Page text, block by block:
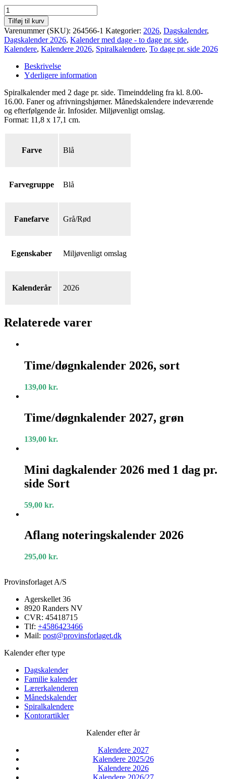
Dagkalender
2
dage
pr.
side
2026,
antal
Tilføj til kurv
Varenummer (SKU): 264566-1 Kategorier: 2026, Dagskalender,
Dagskalender 2026, Kalender med dage - to dage pr. side,
Kalendere, Kalendere 2026, Spiralkalendere, To dage pr. side 2026
Beskrivelse
Yderligere information
Spiralkalender med 2 dage pr. side. Timeinddeling fra kl. 8.00-
16.00. Faner og afrivningshjørner. Månedskalendere indeværende
og efterfølgende år. Infosider. Miljøvenligt omslag.
Format: 11,8 x 17,1 cm.
Farve Blå
Farvegruppe Blå
Fanefarve Grå/Rød
Egenskaber Miljøvenligt omslag
Kalenderår 2026
Relaterede varer
2026,
sort
Time/døgnkalender 2026, sort
139,00 kr.
2027,
grøn
Time/døgnkalender 2027, grøn
139,00 kr.
dagkalender
2026
med
dag
Sort
Mini dagkalender 2026 med 1 dag pr.
side Sort
59,00 kr.
noteringskalender
2026
Aflang noteringskalender 2026
295,00 kr.
Provinsforlaget A/S
Agerskellet 36
8920 Randers NV
CVR: 45418715
Tlf: +4586423466
Mail: post@provinsforlaget.dk
Kalender efter type
Dagskalender
Familie kalender
Lærerkalenderen
Månedskalender
Spiralkalendere
Kontorartikler
Kalender efter år
Kalendere 2027
Kalendere 2025/26
Kalendere 2026